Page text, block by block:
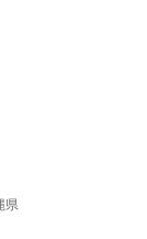
県